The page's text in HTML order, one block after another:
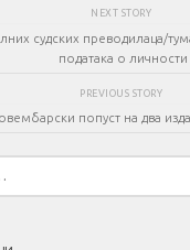
NEXT STORY
судских преводилаца/
података о личности
PREVIOUS STORY
попуст на два